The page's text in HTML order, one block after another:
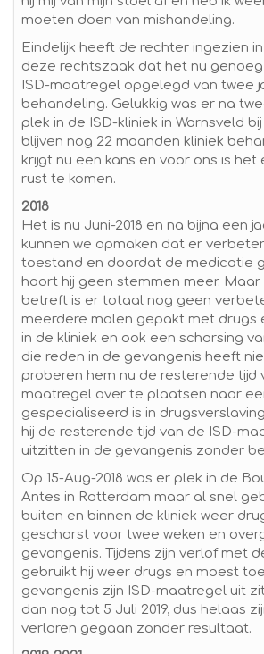
moeten doen van mishandeling.
Eindelijk heeft de rechter ingezien in
deze rechtszaak dat het nu
ISD-maatregel opgelegd van twee
behandeling. Gelukkig was er na
plek in de ISD-kliniek in Warnsveld
blijven nog 22 maanden kliniek
krijgt nu een kans en voor ons is
rust te komen.
2018
Het is nu Juni-2018 en na bijna een
kunnen we opmaken dat er
toestand en doordat de medicatie
hoort hij geen stemmen meer. Maar
betreft is er totaal nog geen
meerdere malen gepakt met drugs
in de kliniek en ook een schorsing
die reden in de gevangenis heeft
proberen hem nu de resterende tijd
maatregel over te plaatsen naar
gespecialiseerd is in
hij de resterende tijd van de ISD-
uitzitten in de gevangenis zonder
Op 15-Aug-2018 was er plek in de
Antes in Rotterdam maar al snel
buiten en binnen de kliniek weer
geschorst voor twee weken en
gevangenis. Tijdens zijn verlof met
gebruikt hij weer drugs en moest
gevangenis zijn ISD-maatregel uit
dan nog tot 5 Juli 2019, dus helaas
verloren gegaan zonder resultaat.